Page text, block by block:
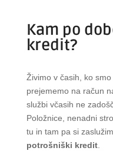
Kam po
kredit?
Živimo v časih, ko
prejememo na račun
službi včasih ne
Položnice, nenadni
tu in tam pa si
potrošniški kredit.